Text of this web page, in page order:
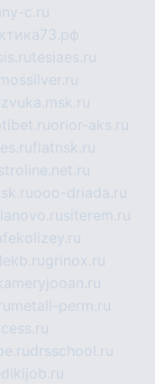
c.ru
tesiaes.ru
mossilver.ru
orior-aks.ru
flatnsk.ru
ooo-driada.ru
siterem.ru
grinox.ru
metall-perm.ru
drsschool.ru